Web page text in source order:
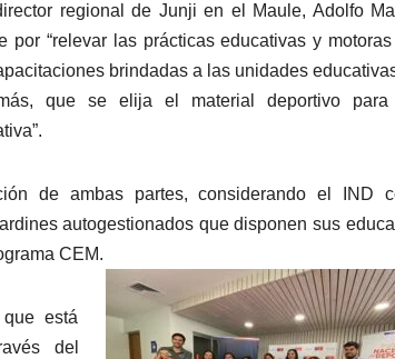
regional de Junji en el Maule, Adolfo
por “relevar las prácticas educativas y
brindadas a las unidades
que se elija el material deportivo para
de ambas partes, considerando el IND
autogestionados que disponen sus
CEM.
está
del